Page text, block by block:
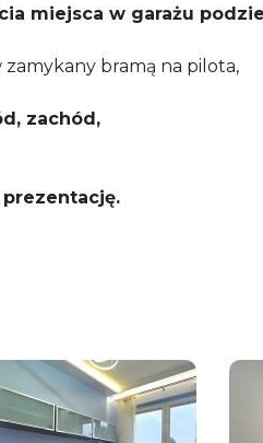
miejsca w garażu
bramą na pilota,
zachód,
prezentację.